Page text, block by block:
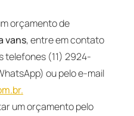
orçamento de
vans, entre em contato
telefones (11) 2924-
ou pelo e-mail
.
um orçamento pelo